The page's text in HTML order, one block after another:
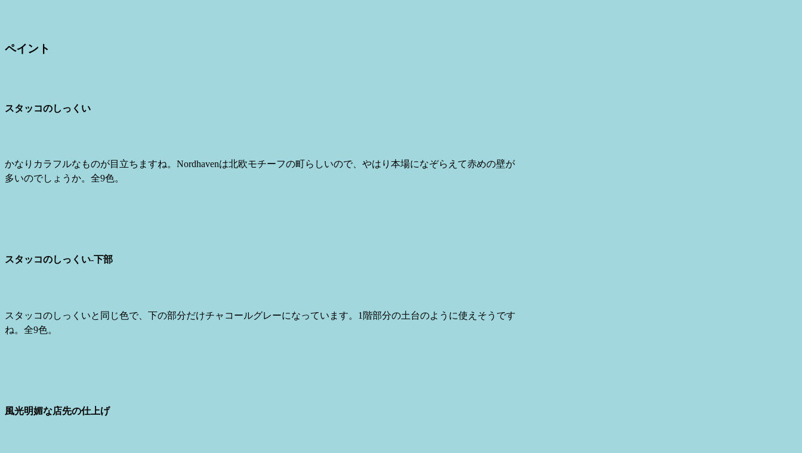
ペイント
スタッコのしっくい
かなりカラフルなものが目立ちますね。Nordhavenは北欧モチーフの町らしいので、やはり本場になぞらえて赤めの壁が
多いのでしょうか。全9色。
スタッコのしっくい-下部
スタッコのしっくいと同じ色で、下の部分だけチャコールグレーになっています。1階部分の土台のように使えそうです
ね。全9色。
風光明媚な店先の仕上げ